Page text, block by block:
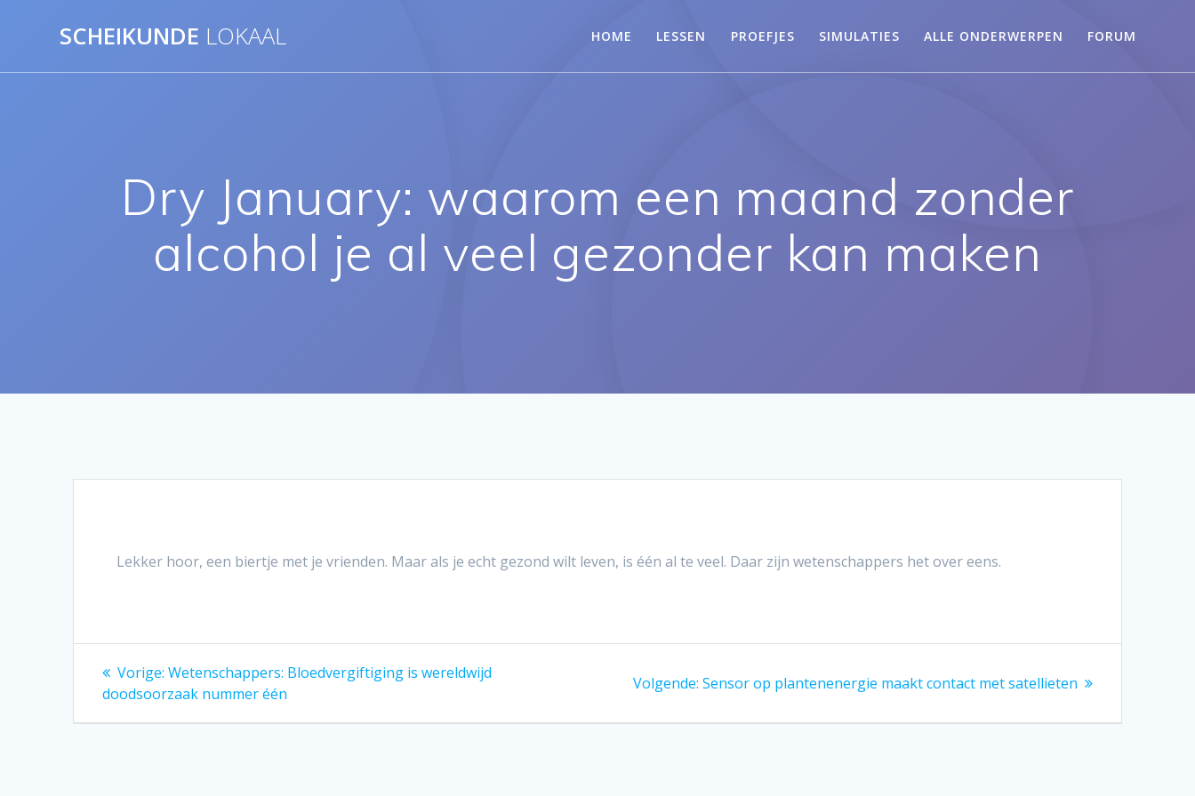
inhoud
SCHEIKUNDE LOKAAL HOME LESSEN PROEFJES SIMULATIES ALLE ONDERWERPEN FORUM
Dry January: waarom een maand zonder
alcohol je al veel gezonder kan maken
Lekker hoor, een biertje met je vrienden. Maar als je echt gezond wilt leven, is één al te veel. Daar zijn wetenschappers het over eens.
Bericht
navigatie
Vorige: Vorig
bericht:
Wetenschappers: Bloedvergiftiging is wereldwijd
doodsoorzaak nummer één
Volgende: Volgend
Sensor op plantenenergie maakt contact met satellieten